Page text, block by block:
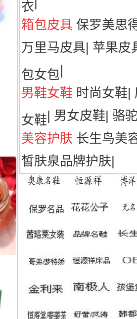
衣
箱包皮具 保罗美思
万里马皮具| 苹果皮
包女包 |
男鞋女鞋 时尚女鞋|
女鞋| 男女皮鞋| 骆
美容护肤 长生鸟美
皙肤泉品牌护肤|